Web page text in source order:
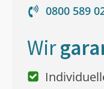
0800 589
Wir